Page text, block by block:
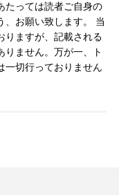
たっては読者ご自身の
、お願い致します。 当
りますが、記載される
りません。万が一、ト
一切行っておりません